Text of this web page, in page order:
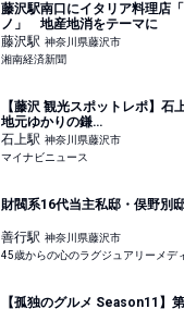
藤沢駅南口にイタリア料理店
ノ」 地産地消をテーマに
藤沢駅 神奈川県藤沢市
湘南経済新聞
【藤沢 観光スポットレポ】石
地元ゆかりの鎌…
石上駅 神奈川県藤沢市
マイナビニュース
財閥系16代当主私邸・俣野別
善行駅 神奈川県藤沢市
45歳からの心のラグジュアリーメデ
【孤独のグルメ Season11】